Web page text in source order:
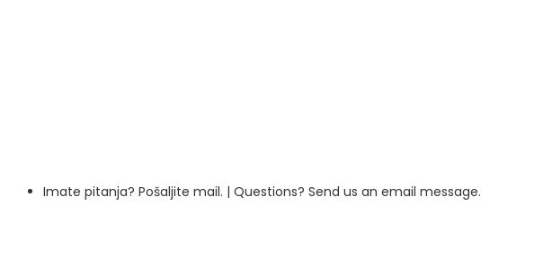
Imate pitanja? Pošaljite mail. | Questions? Send us an email message.